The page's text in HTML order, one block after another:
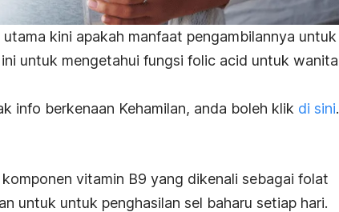
kini apakah manfaat pengambilannya untuk
untuk mengetahui fungsi folic acid untuk wanita
info berkenaan Kehamilan, anda boleh klik di sini.
vitamin B9 yang dikenali sebagai folat
untuk untuk penghasilan sel baharu setiap hari.